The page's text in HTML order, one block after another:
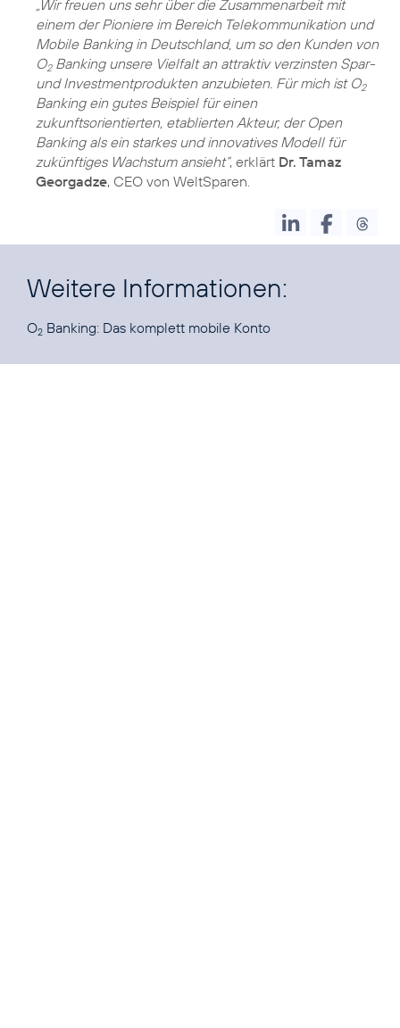
„Wir freuen uns sehr über die Zusammenarbeit mit
einem der Pioniere im Bereich Telekommunikation und
Mobile Banking in Deutschland, um so den Kunden von
O2Banking unsere Vielfalt an attraktiv verzinsten Spar-
und Investmentprodukten anzubieten. Für mich ist O2
Banking ein gutes Beispiel für einen
zukunftsorientierten, etablierten Akteur, der Open
Banking als ein starkes und innovatives Modell für
zukünftiges Wachstum ansieht“, erklärt Dr. Tamaz
Georgadze, CEO von WeltSparen.
Weitere Informationen:
O2 Banking: Das komplett mobile Konto